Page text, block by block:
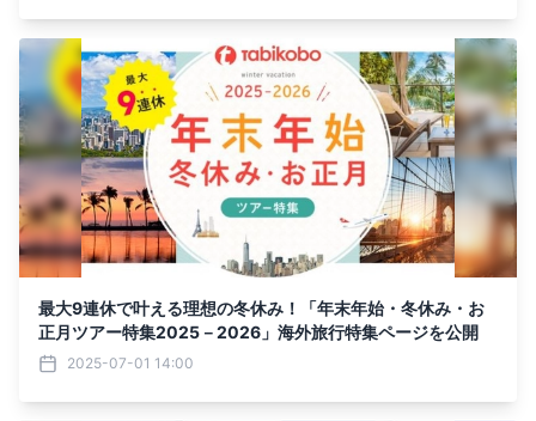
最大9連休で叶える理想の冬休み！「年末年始・冬休み・お
正月ツアー特集2025－2026」海外旅行特集ページを公開
2025-07-01 14:00